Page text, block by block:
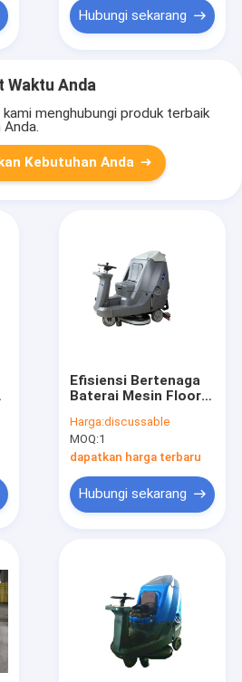
Hubungi sekarang
Waktu Anda
kami menghubungi produk terbaik
Anda.
Kebutuhan Anda
Efisiensi Bertenaga
Baterai Mesin Floor
Hemat Energi 24V
Harga:discussable
MOQ:1
dapatkan harga terbaru
Hubungi sekarang